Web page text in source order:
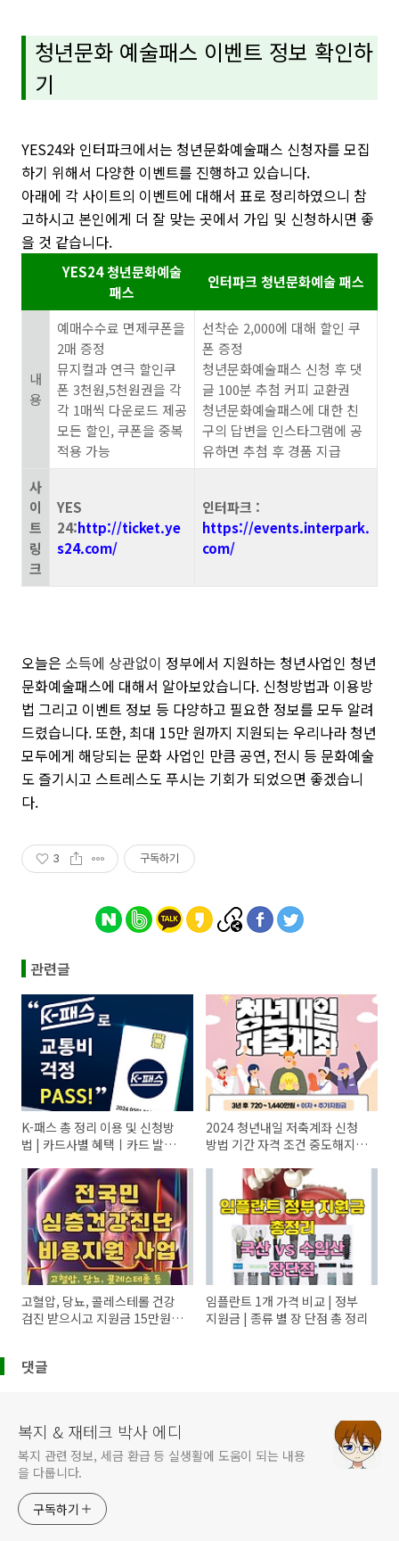
청년문화 예술패스 이벤트 정보 확인하
기
YES24와 인터파크에서는 청년문화예술패스 신청자를 모집
하기 위해서 다양한 이벤트를 진행하고 있습니다.
아래에 각 사이트의 이벤트에 대해서 표로 정리하였으니 참
고하시고 본인에게 더 잘 맞는 곳에서 가입 및 신청하시면 좋
을 것 같습니다.
YES24 청년문화예술
패스
인터파크 청년문화예술 패스
내
용
예매수수료 면제쿠폰을
2매 증정
뮤지컬과 연극 할인쿠
폰 3천원,5천원권을 각
각 1매씩 다운로드 제공
모든 할인, 쿠폰을 중복
적용 가능
선착순 2,000에 대해 할인 쿠
폰 증정
청년문화예술패스 신청 후 댓
글 100분 추첨 커피 교환권
청년문화예술패스에 대한 친
구의 답변을 인스타그램에 공
유하면 추첨 후 경품 지급
사
이
트
링
크
YES
24:http://ticket.ye
s24.com/
인터파크 :
https://events.interpark.
com/
오늘은 소득에 상관없이 정부에서 지원하는 청년사업인 청년
문화예술패스에 대해서 알아보았습니다. 신청방법과 이용방
법 그리고 이벤트 정보 등 다양하고 필요한 정보를 모두 알려
드렸습니다. 또한, 최대 15만 원까지 지원되는 우리나라 청년
모두에게 해당되는 문화 사업인 만큼 공연, 전시 등 문화예술
도 즐기시고 스트레스도 푸시는 기회가 되었으면 좋겠습니
다.
3 구독하기
관련글
K-패스 총 정리 이용 및 신청방
법 | 카드사별 혜택ㅣ카드 발급
2024 청년내일 저축계좌 신청
방법 기간 자격 조건 중도해지
경기도등 전국 공통
고혈압, 당뇨, 콜레스테롤 건강
검진 받으시고 지원금 15만원
사업)
임플란트 1개 가격 비교 | 정부
지원금 | 종류 별 장 단점 총 정리
댓글
복지 & 재테크 박사 에디
복지 관련 정보, 세금 환급 등 실생활에 도움이 되는 내용
을 다룹니다.
구독하기